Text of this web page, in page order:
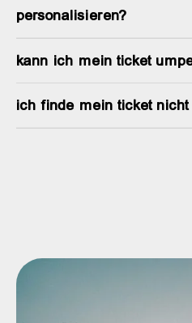
personalisieren?
kann ich mein ticket
ich finde mein ticket